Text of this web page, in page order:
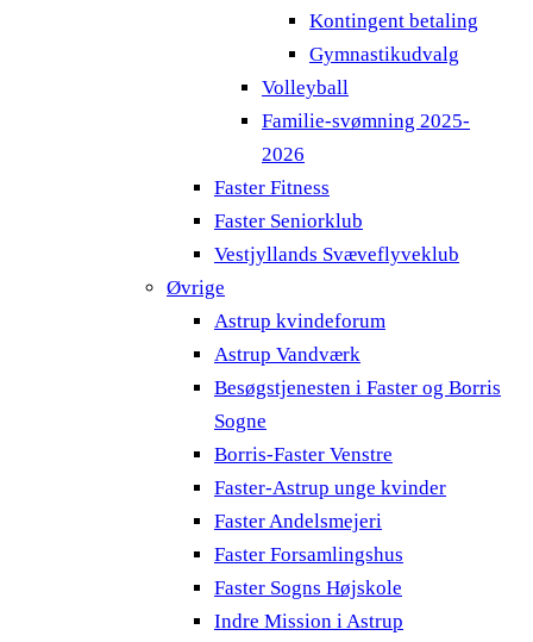
Kontingent betaling
Gymnastikudvalg
Volleyball
Familie-svømning 2025-
2026
Faster Fitness
Faster Seniorklub
Vestjyllands Svæveflyveklub
Øvrige
Astrup kvindeforum
Astrup Vandværk
Besøgstjenesten i Faster og Borris
Sogne
Borris-Faster Venstre
Faster-Astrup unge kvinder
Faster Andelsmejeri
Faster Forsamlingshus
Faster Sogns Højskole
Indre Mission i Astrup